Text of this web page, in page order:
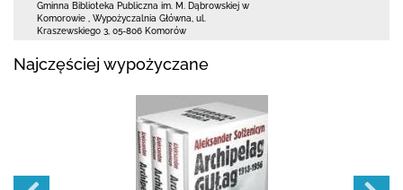
Gminna Biblioteka Publiczna im. M. Dąbrowskiej w
Komorowie
Wypożyczalnia Główna, ul.
Kraszewskiego 3 05-806 Komorów
Najczęściej wypożyczane